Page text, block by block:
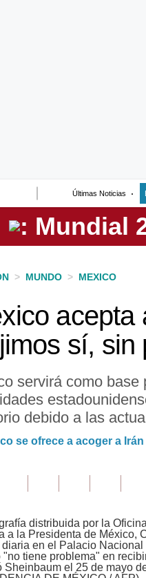
Últimas Noticias
> MUNDO > MEXICO
acepta
sí, sin
servirá como
debido a las
se ofrece a acoger a